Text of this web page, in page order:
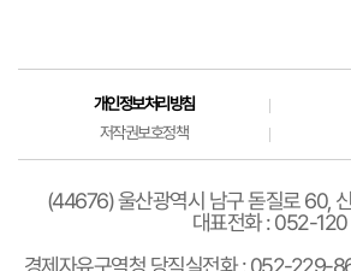
개인정보처리방침
저작권보호정책
(44676) 울산광역시 남구 돋질로 60,
대표전화 : 052-120
경제자유구역청 당직실전화 : 052-229-